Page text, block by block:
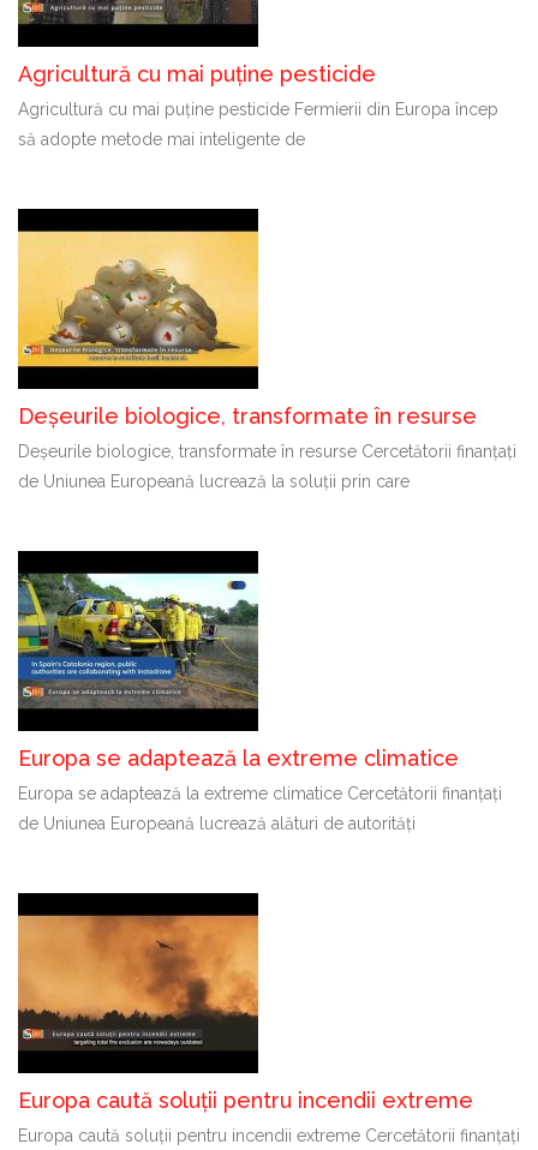
Agricultură cu mai puține pesticide
Agricultură cu mai puține pesticide Fermierii din Europa încep
să adopte metode mai inteligente de
Deșeurile biologice, transformate în resurse
Deșeurile biologice, transformate în resurse Cercetătorii finanțați
de Uniunea Europeană lucrează la soluții prin care
Europa se adaptează la extreme climatice
Europa se adaptează la extreme climatice Cercetătorii finanțați
de Uniunea Europeană lucrează alături de autorități
Europa caută soluții pentru incendii extreme
Europa caută soluții pentru incendii extreme Cercetătorii finanțați